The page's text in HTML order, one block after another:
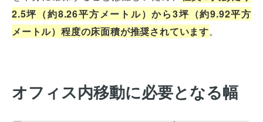
2.5坪（約8.26平方メートル）から3坪（約9.92平方
メートル）程度の床面積が推奨されています。
オフィス内移動に必要となる幅